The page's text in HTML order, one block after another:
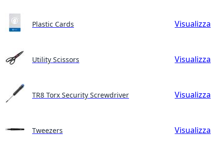
Plastic Cards Visualizza
Utility Scissors Visualizza
TR8 Torx Security Screwdriver Visualizza
Tweezers Visualizza